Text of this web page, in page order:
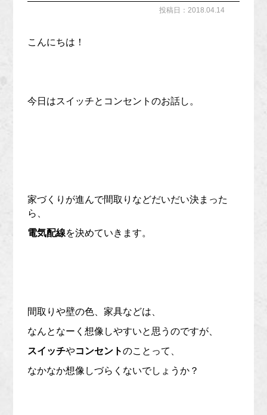
投稿日：2018.04.14
こんにちは！
今日はスイッチとコンセントのお話し。
家づくりが進んで間取りなどだいだい決まった
ら、
電気配線を決めていきます。
間取りや壁の色、家具などは、
なんとなーく想像しやすいと思うのですが、
スイッチやコンセントのことって、
なかなか想像しづらくないでしょうか？